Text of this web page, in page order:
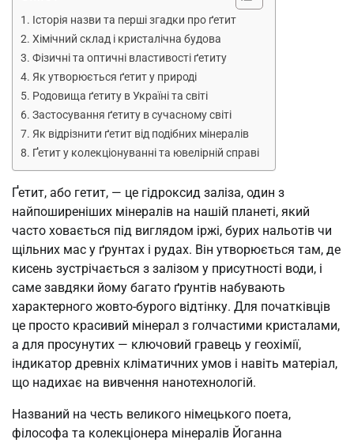
Історія назви та перші згадки про ґетит
Хімічний склад і кристалічна будова
Фізичні та оптичні властивості ґетиту
Як утворюється ґетит у природі
Родовища ґетиту в Україні та світі
Застосування ґетиту в сучасному світі
Як відрізнити ґетит від подібних мінералів
Ґетит у колекціонуванні та ювелірній справі
Ґетит, або гетит, — це гідроксид заліза, один з
найпоширеніших мінералів на нашій планеті, який
часто ховається під виглядом іржі, бурих нальотів чи
щільних мас у ґрунтах і рудах. Він утворюється там, де
кисень зустрічається з залізом у присутності води, і
саме завдяки йому багато ґрунтів набувають
характерного жовто-бурого відтінку. Для початківців
це просто красивий мінерал з голчастими кристалами,
а для просунутих — ключовий гравець у геохімії,
індикатор древніх кліматичних умов і навіть матеріал,
що надихає на вивчення нанотехнологій.
Названий на честь великого німецького поета,
філософа та колекціонера мінералів Йоганна